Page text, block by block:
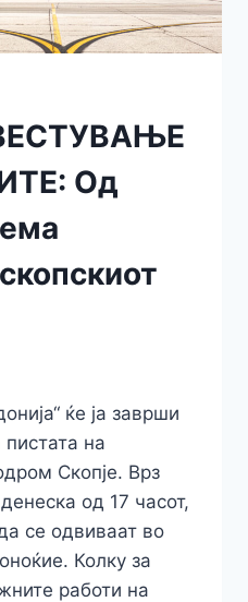
Од
ќе ја заврши
пистата на
Скопје. Врз
од 17 часот,
се одвиваат во
Колку за
работи на